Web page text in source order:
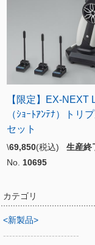
【限定】EX-NEXT
（ｼｮｰﾄｱﾝﾃﾅ）トリ
セット
\69,850(税込) 生産終
No. 10695
カテゴリ
<新製品>
-------------------------